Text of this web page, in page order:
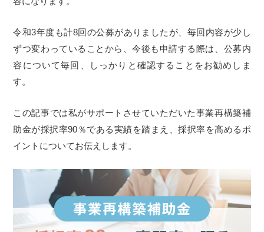
令和3年度も計8回の公募がありましたが、毎回内容が少し
ずつ変わっていることから、今後も申請する際は、公募内
容について毎回、しっかりと確認することをお勧めしま
す。
この記事では私がサポートさせていただいた事業再構築補
助金が採択率90 ％である実績を踏まえ、採択率を高めるポ
イントについてお伝えします。